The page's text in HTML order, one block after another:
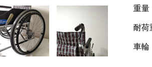
重
耐
車